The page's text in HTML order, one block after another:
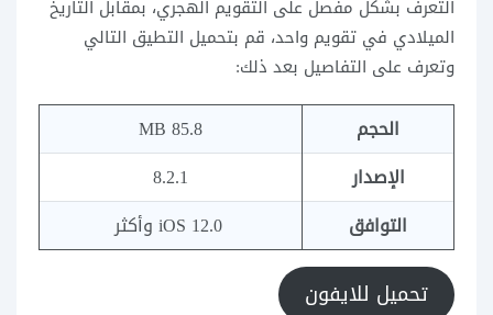
التعرف بشكل مفصل على التقويم الهجري، بمقابل التاريخ
الميلادي في تقويم واحد، قم بتحميل التطيق التالي
وتعرف على التفاصيل بعد ذلك:
الحجم
85.8 MB
الإصدار
8.2.1
التوافق
iOS 12.0 وأكثر
تحميل للايفون